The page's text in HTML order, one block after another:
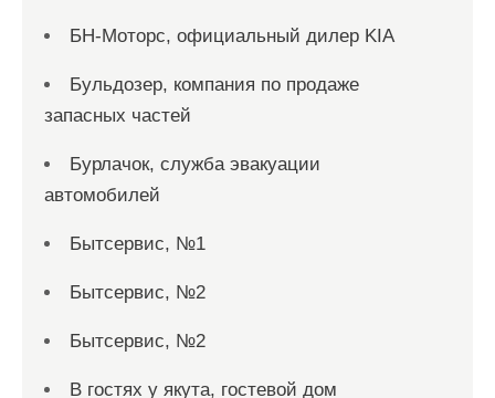
БН-Моторс, официальный дилер KIA
Бульдозер, компания по продаже
запасных частей
Бурлачок, служба эвакуации
автомобилей
Бытсервис, №1
Бытсервис, №2
Бытсервис, №2
В гостях у якута, гостевой дом